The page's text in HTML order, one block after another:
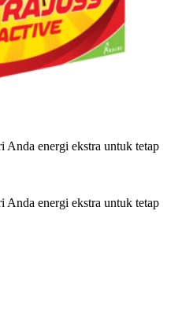
Anda energi ekstra untuk tetap
Anda energi ekstra untuk tetap